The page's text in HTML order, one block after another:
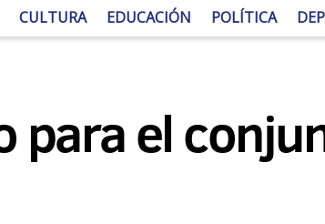
CULTURA EDUCACIÓN POLÍTICA
el